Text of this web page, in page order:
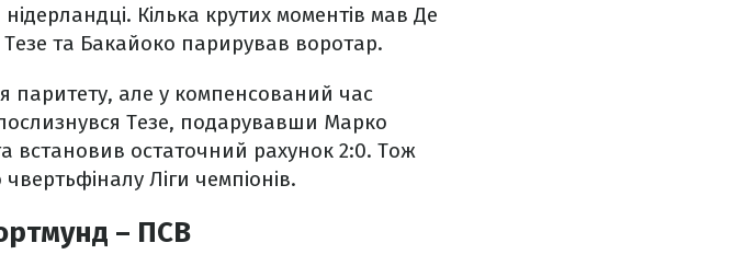
Кілька крутих моментів мав Де
та Бакайоко парирував воротар.
паритету, але у компенсований час
послизнувся Тезе, подарувавши Марко
встановив остаточний рахунок 2:0. Тож
Ліги чемпіонів.
– ПСВ